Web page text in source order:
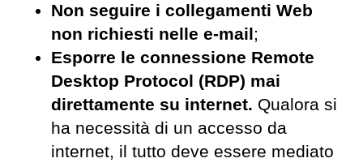
Non seguire i collegamenti Web
non richiesti nelle e-mail;
Esporre le connessione Remote
Desktop Protocol (RDP) mai
direttamente su internet. Qualora si
ha necessità di un accesso da
internet, il tutto deve essere mediato